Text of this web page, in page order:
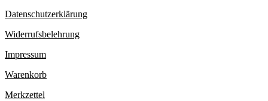
Datenschutzerklärung
Widerrufsbelehrung
Impressum
Warenkorb
Merkzettel